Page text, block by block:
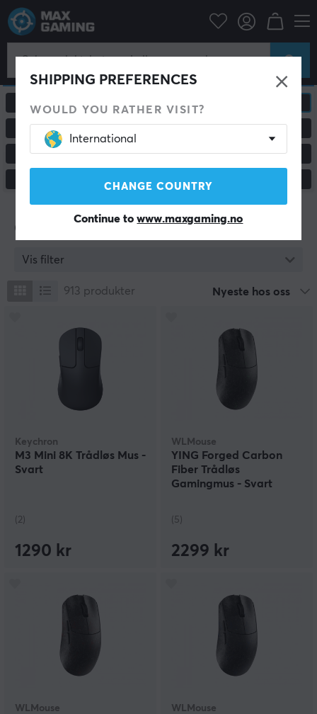
SHIPPING PREFERENCES
WOULD YOU RATHER VISIT?
International
CHANGE COUNTRY
Continue towww.maxgaming.no
GAMING TASTATUR CUSTOM KEYBOARD
Gaming mus
Vis filter
913 produkter Nyeste hos oss
Keychron
M3 Mini 8K Trådløs Mus -
Svart
(2)
1290 kr
WLMouse
YING Forged Carbon
Fiber Trådløs
Gamingmus - Svart
(5)
2299 kr
WLMouse WLMouse